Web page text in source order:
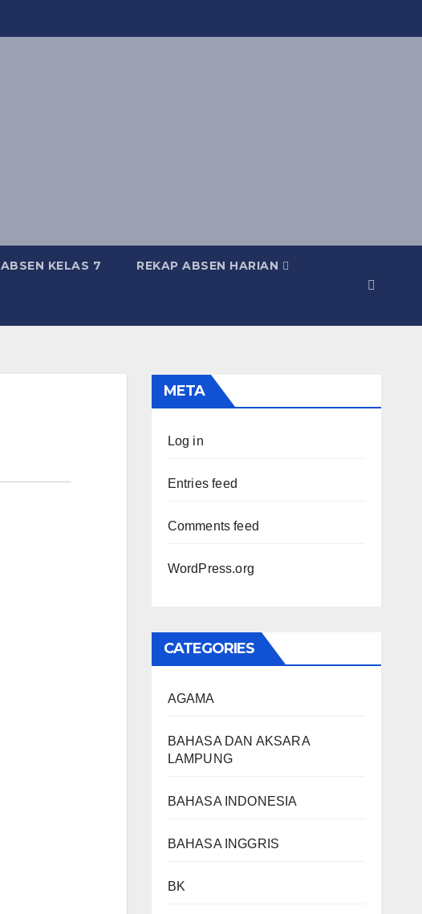
ABSEN KELAS 7 REKAP ABSEN HARIAN
META
Log in
Entries feed
Comments feed
WordPress.org
CATEGORIES
AGAMA
BAHASA DAN AKSARA
LAMPUNG
BAHASA INDONESIA
BAHASA INGGRIS
BK